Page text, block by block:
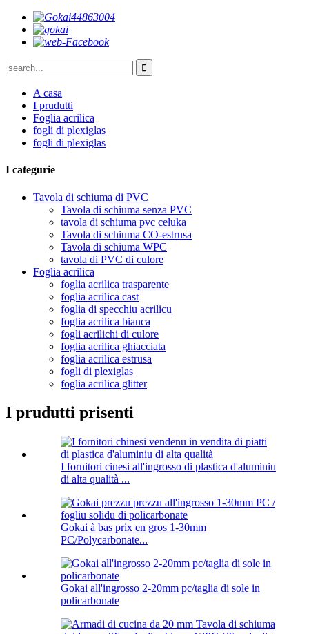
A casa
I prudutti
Foglia acrilica
fogli di plexiglas
fogli di plexiglas
I categurie
Tavola di schiuma di PVC
Tavola di schiuma senza PVC
tavola di schiuma pvc celuka
Tavola di schiuma CO-estrusa
Tavola di schiuma WPC
tavola di PVC di culore
Foglia acrilica
foglia acrilica trasparente
foglia acrilica cast
foglia di specchiu acrilicu
foglia acrilica bianca
fogli acrilichi di culore
foglia acrilica ghiacciata
foglia acrilica estrusa
fogli di plexiglas
foglia acrilica glitter
I prudutti prisenti
I fornitori cinesi all'ingrosso di plastica d'aluminiu
di alta qualità ...
Gokai à bas prix en gros 1-30mm
PC/Polycarbonate...
Gokai all'ingrosso 2-20mm pc/taglia di sole in
policarbonate